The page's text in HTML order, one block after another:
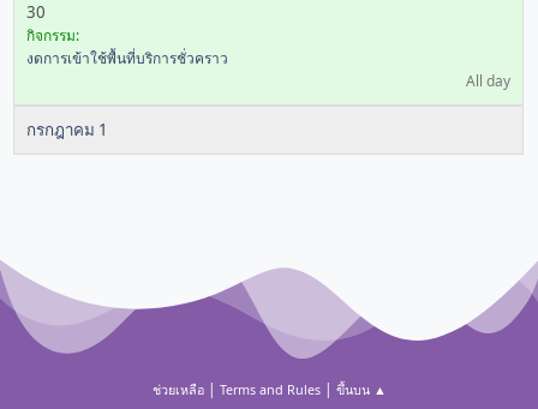
30
กิจกรรม:
งดการเข้าใช้พื้นที่บริการชั่วคราว
All day
กรกฎาคม 1
ช่วยเหลือ| Terms and Rules| ขึ้นบน ▲